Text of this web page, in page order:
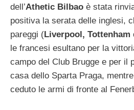
dell’Athetic Bilbao è stata
positiva la serata delle inglesi,
pareggi (Liverpool, Tottenham
le francesi esultano per la
campo del Club Brugge e per il
casa dello Sparta Praga, mentre
ceduto le armi di fronte al